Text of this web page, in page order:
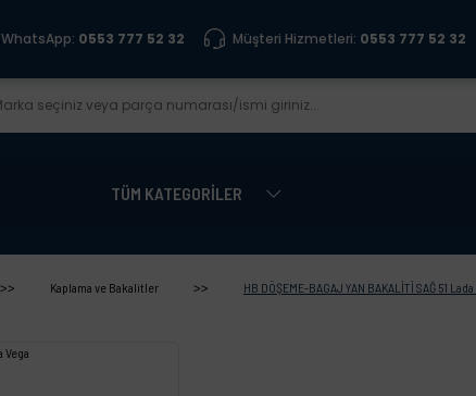
WhatsApp: 0553 777 52 32 Müşteri Hizmetleri: 0553 777 52 32
TÜM KATEGORİLER
Kaplama ve Bakalitler HB DÖŞEME-BAGAJ YAN BAKALİTİ SAĞ 51 Lada